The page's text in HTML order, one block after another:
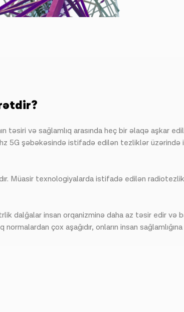
təsiri və sağlamlıq arasında heç bir əlaqə aşkar
5G şəbəkəsində istifadə edilən tezliklər üzərində
Müasir texnologiyalarda istifadə edilən
dalğalar insan orqanizminə daha az təsir edir və
çox aşağıdır, onların insan